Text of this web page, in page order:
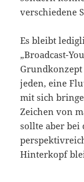
verschiedene
Es bleibt
„Broadcast-
jeden, eine
mit sich
Zeichen von
sollte aber bei
Hinterkopf